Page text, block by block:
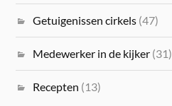
Getuigenissen cirkels (47)
Medewerker in de kijker (31)
Recepten (13)